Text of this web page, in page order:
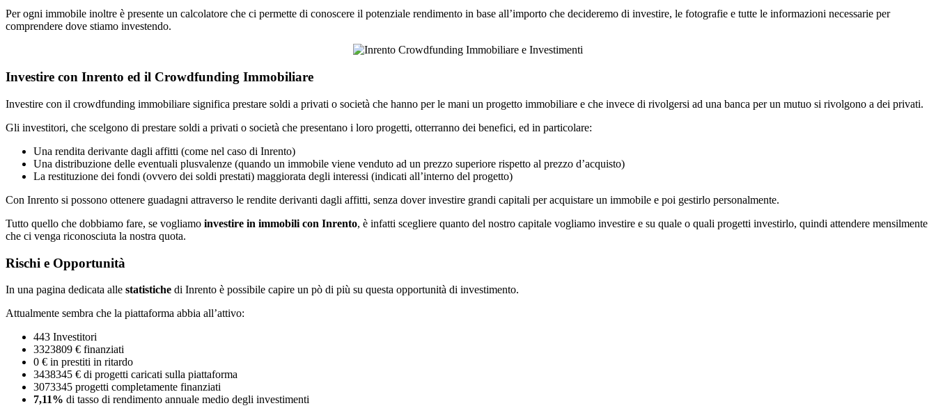
Per ogni immobile inoltre è presente un calcolatore che ci permette di conoscere il potenziale rendimento in base all’importo che decideremo di investire, le fotografie e tutte le informazioni necessarie per
comprendere dove stiamo investendo.
Investire con Inrento ed il Crowdfunding Immobiliare
Investire con il crowdfunding immobiliare significa prestare soldi a privati o società che hanno per le mani un progetto immobiliare e che invece di rivolgersi ad una banca per un mutuo si rivolgono a dei privati.
Gli investitori, che scelgono di prestare soldi a privati o società che presentano i loro progetti, otterranno dei benefici, ed in particolare:
Una rendita derivante dagli affitti (come nel caso di Inrento)
Una distribuzione delle eventuali plusvalenze (quando un immobile viene venduto ad un prezzo superiore rispetto al prezzo d’acquisto)
La restituzione dei fondi (ovvero dei soldi prestati) maggiorata degli interessi (indicati all’interno del progetto)
Con Inrento si possono ottenere guadagni attraverso le rendite derivanti dagli affitti, senza dover investire grandi capitali per acquistare un immobile e poi gestirlo personalmente.
Tutto quello che dobbiamo fare, se vogliamo investire in immobili con Inrento, è infatti scegliere quanto del nostro capitale vogliamo investire e su quale o quali progetti investirlo, quindi attendere mensilmente
che ci venga riconosciuta la nostra quota.
Rischi e Opportunità
In una pagina dedicata alle statistiche di Inrento è possibile capire un pò di più su questa opportunità di investimento.
Attualmente sembra che la piattaforma abbia all’attivo:
443 Investitori
3323809 € finanziati
0 € in prestiti in ritardo
3438345 € di progetti caricati sulla piattaforma
3073345 progetti completamente finanziati
7,11% di tasso di rendimento annuale medio degli investimenti